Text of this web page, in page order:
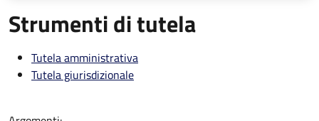
Strumenti di tutela
Tutela amministrativa
Tutela giurisdizionale